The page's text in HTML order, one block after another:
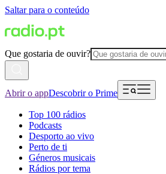
Saltar para o conteúdo
Que gostaria de ouvir?
Abrir o appDescobrir o Prime
Top 100 rádios
Podcasts
Desporto ao vivo
Perto de ti
Géneros musicais
Rádios por tema